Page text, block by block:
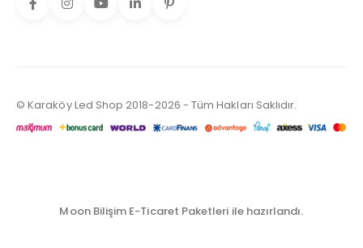
© Karaköy Led Shop 2018-2026 - Tüm Hakları Saklıdır.
Moon Bilişim E-Ticaret Paketleri ile hazırlandı.